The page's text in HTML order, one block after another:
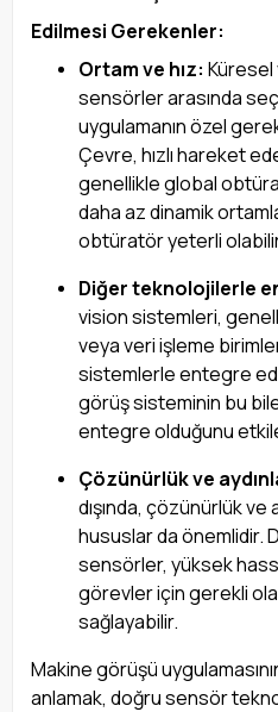
Edilmesi Gerekenler:
Ortam ve hız:
sensörler arasında
uygulamanın özel
Çevre, hızlı hareket
genellikle global
daha az dinamik
obtüratör yeterli
Diğer teknolojilerle
vision sistemleri,
veya veri işleme
sistemlerle entegre
görüş sisteminin bu
entegre olduğunu
Çözünürlük ve
dışında, çözünürlük ve
hususlar da önemlidir.
sensörler, yüksek
görevler için gerekli
sağlayabilir.
Makine görüşü
anlamak, doğru sensör